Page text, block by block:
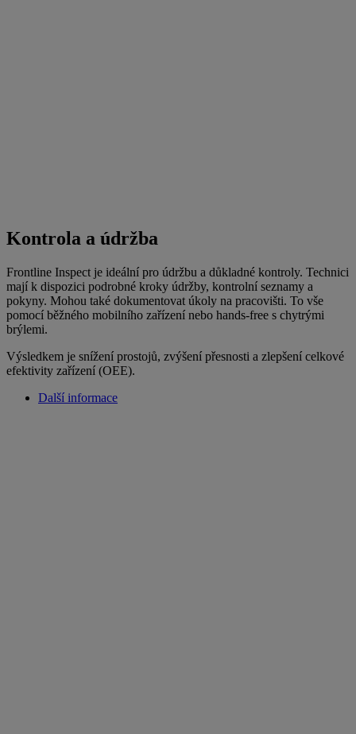
Kontrola a údržba
Frontline Inspect je ideální pro údržbu a důkladné kontroly. Technici
mají k dispozici podrobné kroky údržby, kontrolní seznamy a
pokyny. Mohou také dokumentovat úkoly na pracovišti. To vše
pomocí běžného mobilního zařízení nebo hands-free s chytrými
brýlemi.
Výsledkem je snížení prostojů, zvýšení přesnosti a zlepšení celkové
efektivity zařízení (OEE).
Další informace